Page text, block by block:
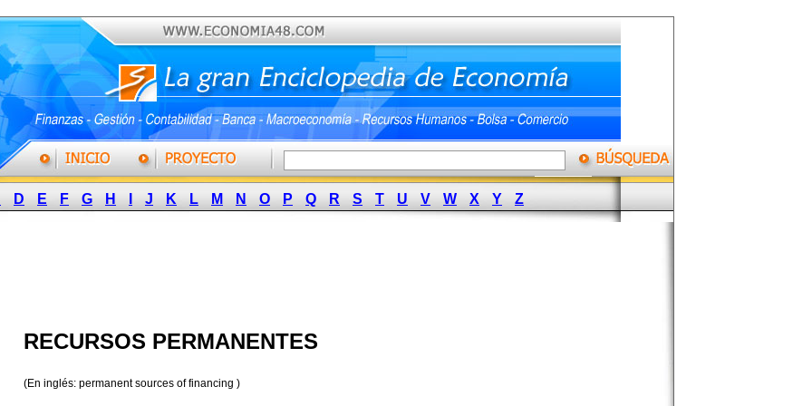
D E F G H J K L M N O P Q R S T U V W X Y Z
RECURSOS PERMANENTES
(En inglés: permanent sources of financing )